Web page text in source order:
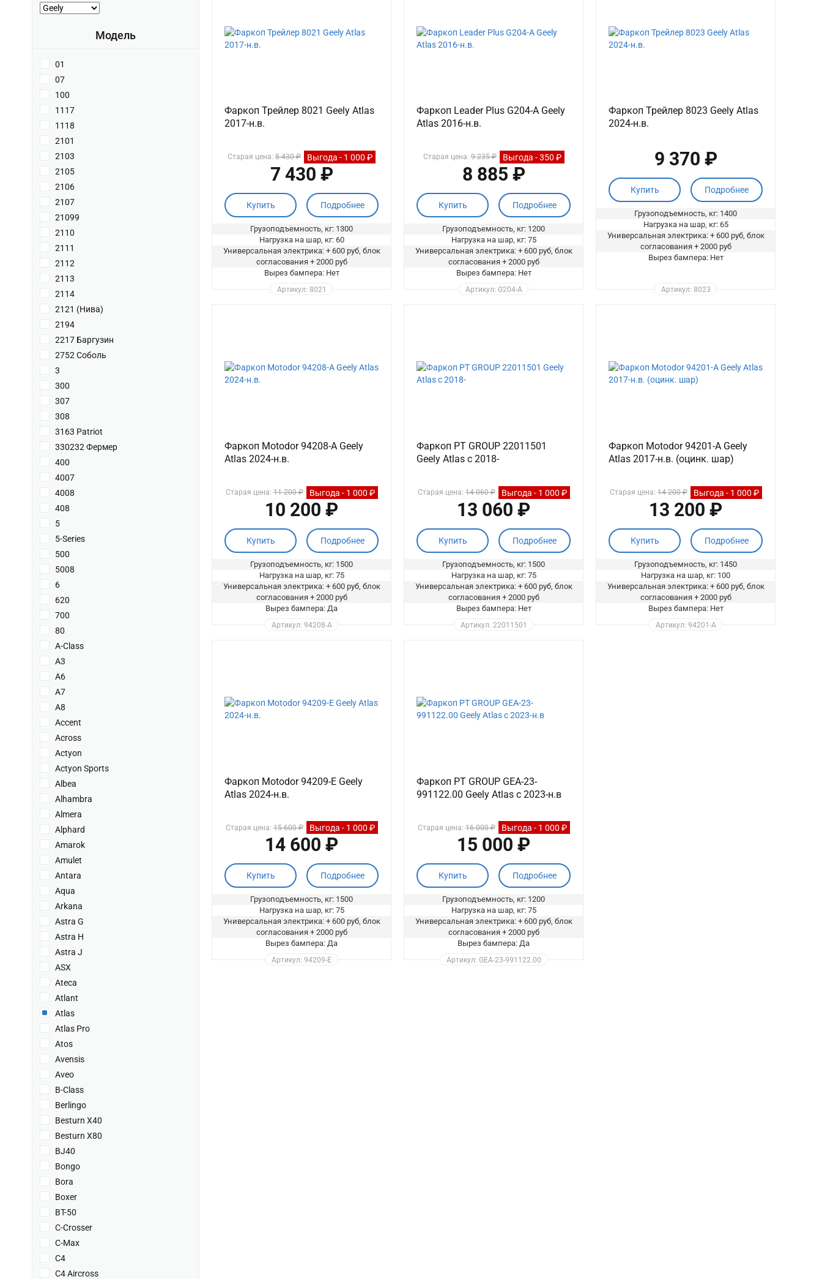
Модель
01
07
100
1117
1118
2101
2103
2105
2106
2107
21099
2110
2111
2112
2113
2114
2121 (Нива)
2194
2217 Баргузин
2752 Соболь
3
300
307
308
3163 Patriot
330232 Фермер
400
4007
4008
408
5
5-Series
500
5008
6
620
700
80
A-Class
A3
A6
A7
A8
Accent
Across
Actyon
Actyon Sports
Albea
Alhambra
Almera
Alphard
Amarok
Amulet
Antara
Aqua
Arkana
Astra G
Astra H
Astra J
ASX
Ateca
Atlant
Atlas
Atlas Pro
Atos
Avensis
Aveo
B-Class
Berlingo
Besturn X40
Besturn X80
BJ40
Bongo
Bora
Boxer
BT-50
C-Crosser
C-Max
C4
C4 Aircross
Фаркоп Трейлер 8021 Geely Atlas
2017-н.в.
Старая цена: 8 430 ₽ Выгода - 1 000 ₽
7 430 ₽
Купить Подробнее
Грузоподъемность, кг: 1300
Нагрузка на шар, кг: 60
Универсальная электрика: + 600 руб, блок
согласования + 2000 руб
Вырез бампера: Нет
Артикул: 8021
Фаркоп Leader Plus G204-A Geely
Atlas 2016-н.в.
Старая цена:9 235 ₽ Выгода - 350 ₽
8 885 ₽
Купить Подробнее
Грузоподъемность, кг: 1200
Нагрузка на шар, кг: 75
Универсальная электрика: + 600 руб, блок
согласования + 2000 руб
Вырез бампера: Нет
Артикул: G204-A
Фаркоп Трейлер 8023 Geely Atlas
2024-н.в.
9 370 ₽
Купить Подробнее
Грузоподъемность, кг: 1400
Нагрузка на шар, кг: 65
Универсальная электрика: + 600 руб, блок
согласования + 2000 руб
Вырез бампера: Нет
Артикул: 8023
Фаркоп Motodor 94208-A Geely
Atlas 2024-н.в.
Старая цена:11 200 ₽ Выгода - 1 000 ₽
10 200 ₽
Купить Подробнее
Грузоподъемность, кг: 1500
Нагрузка на шар, кг: 75
Универсальная электрика: + 600 руб, блок
согласования + 2000 руб
Вырез бампера: Да
Артикул: 94208-A
Фаркоп PT GROUP 22011501
Geely Atlas с 2018-
Старая цена:14 060 ₽ Выгода - 1 000 ₽
13 060 ₽
Купить Подробнее
Грузоподъемность, кг: 1500
Нагрузка на шар, кг: 75
Универсальная электрика: + 600 руб, блок
согласования + 2000 руб
Вырез бампера: Нет
Артикул: 22011501
Фаркоп Motodor 94201-A Geely
Atlas 2017-н.в. (оцинк. шар)
Старая цена:14 200 ₽ Выгода - 1 000 ₽
13 200 ₽
Купить Подробнее
Грузоподъемность, кг: 1450
Нагрузка на шар, кг: 100
Универсальная электрика: + 600 руб, блок
согласования + 2000 руб
Вырез бампера: Нет
Артикул: 94201-A
Фаркоп Motodor 94209-E Geely
Atlas 2024-н.в.
Старая цена:15 600 ₽ Выгода - 1 000 ₽
14 600 ₽
Купить Подробнее
Грузоподъемность, кг: 1500
Нагрузка на шар, кг: 75
Универсальная электрика: + 600 руб, блок
согласования + 2000 руб
Вырез бампера: Да
Артикул: 94209-E
Фаркоп PT GROUP GEA-23-
991122.00 Geely Atlas с 2023-н.в
Старая цена:16 000 ₽ Выгода - 1 000 ₽
15 000 ₽
Купить Подробнее
Грузоподъемность, кг: 1200
Нагрузка на шар, кг: 75
Универсальная электрика: + 600 руб, блок
согласования + 2000 руб
Вырез бампера: Да
Артикул: GEA-23-991122.00